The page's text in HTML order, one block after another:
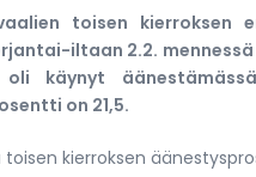
toisen kierroksen
iltaan 2.2.
oli käynyt
on 21,5.
toisen kierroksen